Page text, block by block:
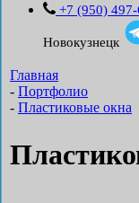
+7 (950) 497-
Новокузнецк
Главная
- Портфолио
- Пластиковые окна